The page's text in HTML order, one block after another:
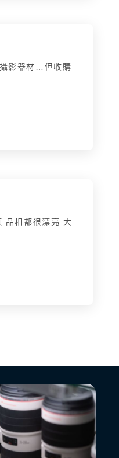
影器材…但收購
品相都很漂亮 大